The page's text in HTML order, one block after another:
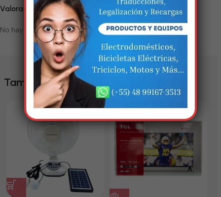
Valoraciones
No hay valoraciones aún.
También te puede interesar
disponível com novidades
incríveis. Agradecemos pela
paciência e compreensão.